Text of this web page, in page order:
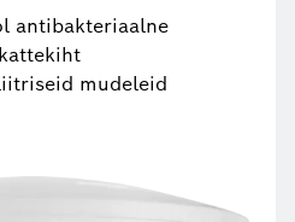
antibakteriaalne
mudeleid